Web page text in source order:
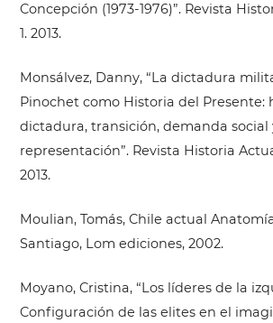
Concepción (1973-1976)”. Revista
1. 2013.
Monsálvez, Danny, “La dictadura
Pinochet como Historia del Presente:
dictadura, transición, demanda social
representación”. Revista Historia
2013.
Moulian, Tomás, Chile actual
Santiago, Lom ediciones, 2002.
Moyano, Cristina, “Los líderes de la
Configuración de las elites en el